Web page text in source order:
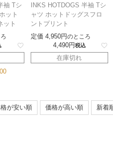
袖 Tシ
ット
ット
INKS HOTDOGS 半袖 Tシ
ャツ ホットドッグスフロ
ントプリント
定価 4,950 のところ
4,490 税込
在庫切れ
が安い順 価格が高い順 新着